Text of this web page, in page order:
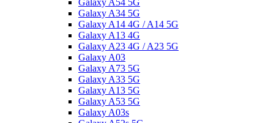
Galaxy A34 5G
Galaxy A14 4G / A14 5G
Galaxy A13 4G
Galaxy A23 4G / A23 5G
Galaxy A03
Galaxy A73 5G
Galaxy A33 5G
Galaxy A13 5G
Galaxy A53 5G
Galaxy A03s